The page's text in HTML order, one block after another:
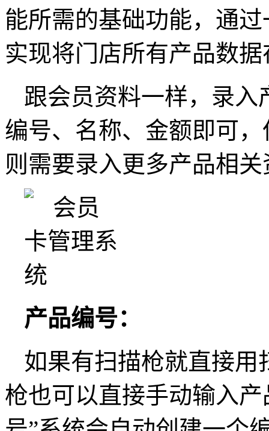
能所需的基础功能，通
实现将门店所有产品数
跟会员资料一样，录
编号、名称、金额即可
则需要录入更多产品相
产品编号：
如果有扫描枪就直接用
枪也可以直接手动输入